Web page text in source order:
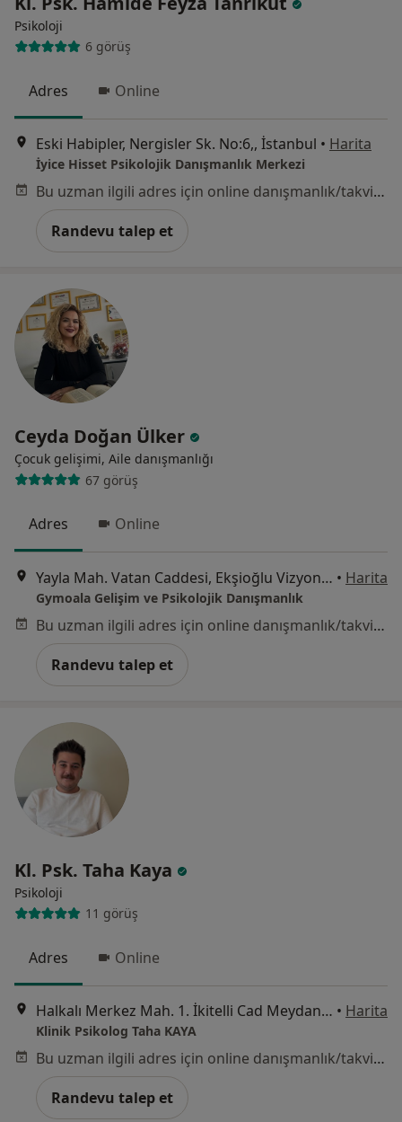
Psikoloji
6 görüş
Adres Online
Eski Habipler, Nergisler Sk. No:6,, İstanbul • Harita
İyice Hisset Psikolojik Danışmanlık Merkezi
Bu uzman ilgili adres için online danışmanlık/takvim sunmuyor.
Randevu talep et
Ceyda Doğan Ülker
Çocuk gelişimi, Aile danışmanlığı
67 görüş
Adres Online
Yayla Mah. Vatan Caddesi, Ekşioğlu Vizyon Park Sitesi, D:72/1 No:1, İstanbul • Harita
Gymoala Gelişim ve Psikolojik Danışmanlık
Bu uzman ilgili adres için online danışmanlık/takvim sunmuyor.
Randevu talep et
Kl. Psk. Taha Kaya
Psikoloji
11 görüş
Adres Online
Halkalı Merkez Mah. 1. İkitelli Cad Meydan Halkalı Sitesi No:2 A Blok Kat :17, İstanbul • Harita
Klinik Psikolog Taha KAYA
Bu uzman ilgili adres için online danışmanlık/takvim sunmuyor.
Randevu talep et